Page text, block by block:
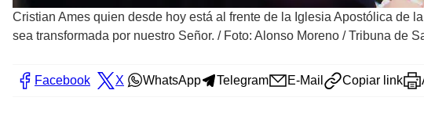
Cristian Ames quien desde hoy está al frente de la Iglesia Apostólica de
sea transformada por nuestro Señor. / Foto: Alonso Moreno / Tribuna de
Facebook X WhatsApp Telegram E-Mail Copiar link